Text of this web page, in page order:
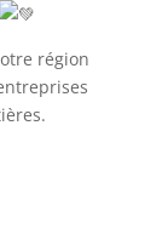
région